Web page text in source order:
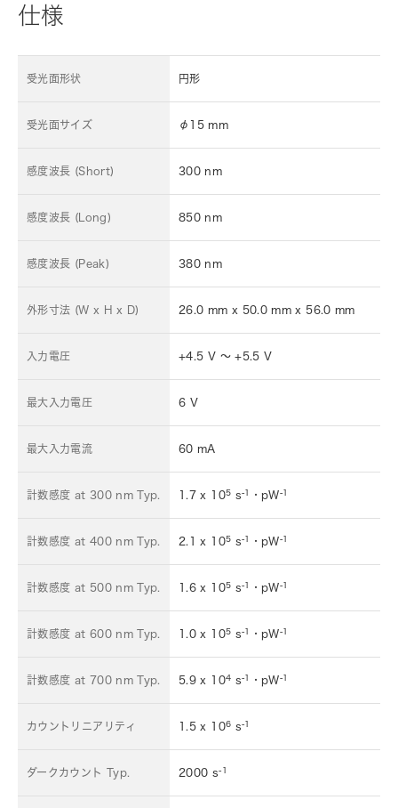
仕様
受光面形状 円形
受光面サイズ φ15 mm
感度波長 (Short) 300 nm
感度波長 (Long) 850 nm
感度波長 (Peak) 380 nm
外形寸法 (W x H x D) 26.0 mm x 50.0 mm x 56.0 mm
入力電圧 +4.5 V ～ +5.5 V
最大入力電圧 6 V
最大入力電流 60 mA
計数感度 at 300 nm Typ. 1.7 x 105 s-1 ・pW-1
計数感度 at 400 nm Typ. 2.1 x 105 s-1 ・pW-1
計数感度 at 500 nm Typ. 1.6 x 105 s-1 ・pW-1
計数感度 at 600 nm Typ. 1.0 x 105 s-1 ・pW-1
計数感度 at 700 nm Typ. 5.9 x 104 s-1 ・pW-1
カウントリニアリティ 1.5 x 106 s-1
ダークカウント Typ. 2000 s-1